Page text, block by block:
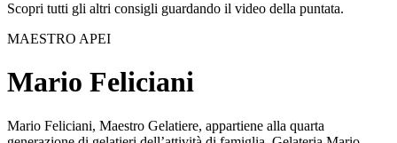
Scopri tutti gli altri consigli guardando il video della puntata.
MAESTRO APEI
Mario Feliciani
Mario Feliciani, Maestro Gelatiere, appartiene alla quarta